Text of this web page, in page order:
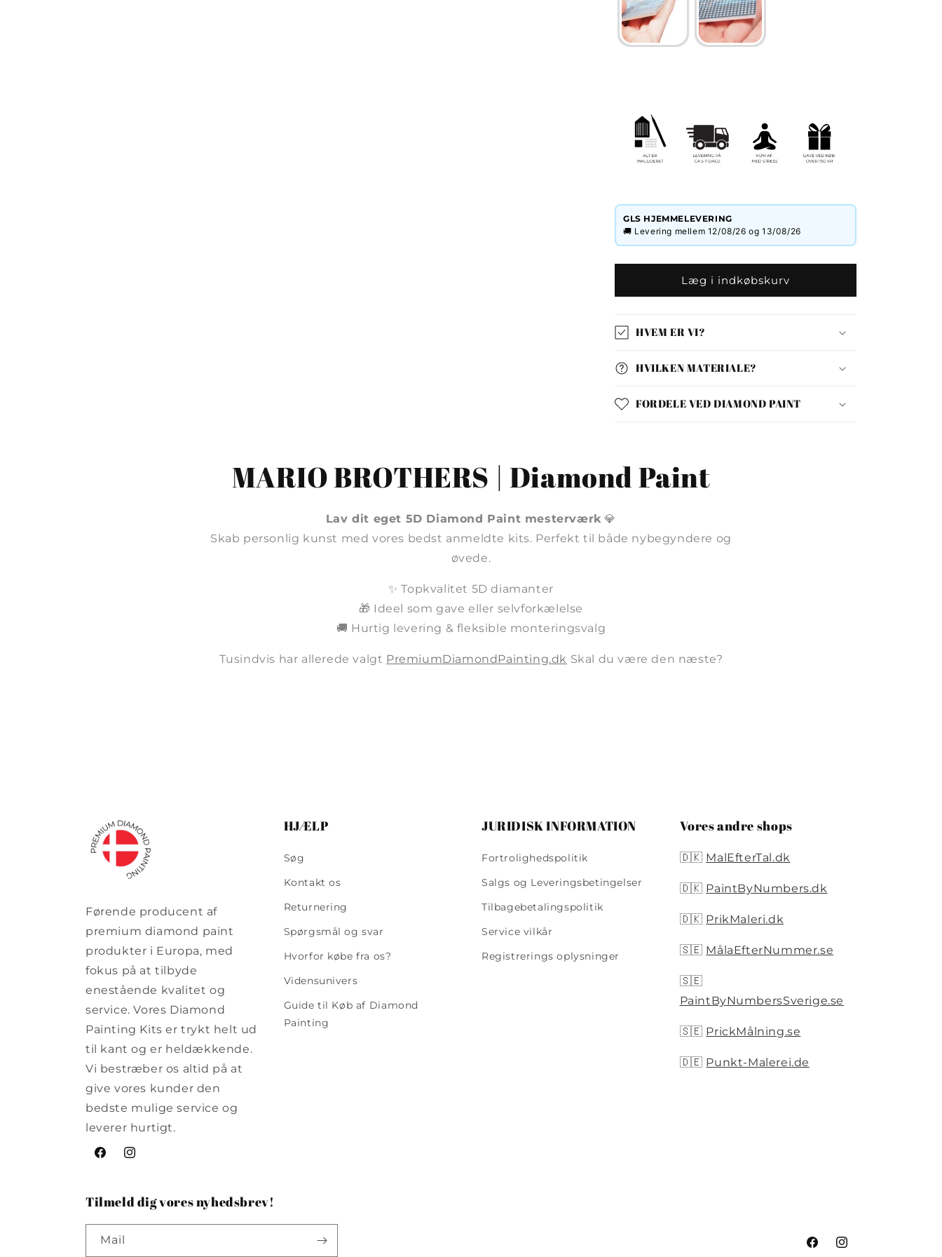
GLS HJEMMELEVERING
🚚 Levering mellem 12/08/26 og 13/08/26
Læg i indkøbskurv
HVEM ER VI?
HVILKEN MATERIALE?
FORDELE VED DIAMOND PAINT
MARIO BROTHERS | Diamond Paint
Lav dit eget 5D Diamond Paint mesterværk💎
Skab personlig kunst med vores bedst anmeldte kits. Perfekt til både nybegyndere og
øvede.
✨ Topkvalitet 5D diamanter
🎁 Ideel som gave eller selvforkælelse
🚚 Hurtig levering & fleksible monteringsvalg
Tusindvis har allerede valgt PremiumDiamondPainting.dk Skal du være den næste?
Førende producent af
premium diamond paint
produkter i Europa, med
fokus på at tilbyde
enestående kvalitet og
service. Vores Diamond
Painting Kits er trykt helt ud
til kant og er heldækkende.
Vi bestræber os altid på at
give vores kunder den
bedste mulige service og
leverer hurtigt.
FacebookInstagram
HJÆLP
Søg
Kontakt os
Returnering
Spørgsmål og svar
Hvorfor købe fra os?
Vidensunivers
Guide til Køb af Diamond
Painting
JURIDISK INFORMATION
Fortrolighedspolitik
Salgs og Leveringsbetingelser
Tilbagebetalingspolitik
Service vilkår
Registrerings oplysninger
Vores andre shops
🇩🇰 MalEfterTal.dk
🇩🇰 PaintByNumbers.dk
🇩🇰 PrikMaleri.dk
🇸🇪 MålaEfterNummer.se
🇸🇪
PaintByNumbersSverige.se
🇸🇪 PrickMålning.se
🇩🇪 Punkt-Malerei.de
Tilmeld dig vores nyhedsbrev!
Mail
FacebookInstagram